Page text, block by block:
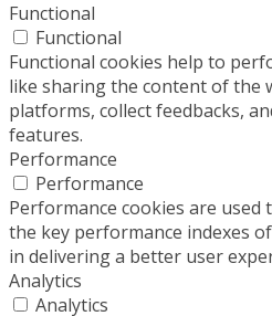
Functional
Functional
Functional cookies help to
like sharing the content of the
platforms, collect feedbacks,
features.
Performance
Performance
Performance cookies are used
the key performance indexes
in delivering a better user
Analytics
Analytics